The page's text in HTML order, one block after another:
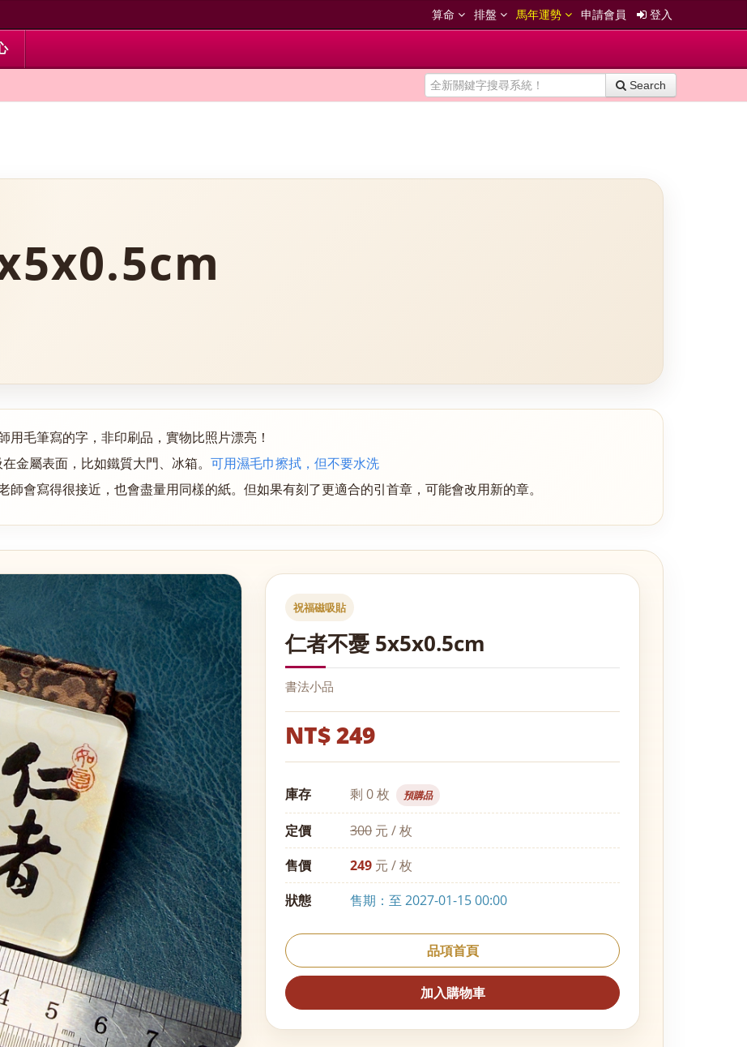
算命 排盤 馬年運勢 申請會員 登入
Search
毛筆寫的字，非印刷品，實物比照片漂亮！
金屬表面， 比如鐵質大門、冰箱。 可用濕毛巾擦拭，但不要水洗
師會寫得很接近，也會盡量用同樣的紙。但如果有刻了更適合的引首章 ，可能會改用新的章。
祝福磁吸貼
仁者不憂 5x5x0.5cm
書法小品
NT$ 249
庫存 剩 0 枚 預購品
定價 300 元 / 枚
售價
249 元 / 枚
狀態
售期：至 2027-01-15 00:00
品項首頁
加入購物車